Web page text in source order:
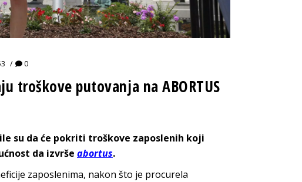
0
troškove putovanja na ABORTUS
su da će pokriti troškove zaposlenih koji
da izvrše abortus.
zaposlenima, nakon što je procurela